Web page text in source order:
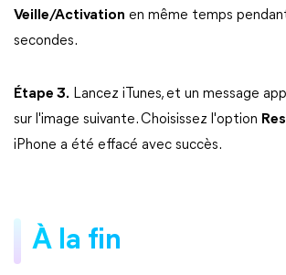
Veille/Activation en même temps
secondes.
Étape 3. Lancez iTunes, et un message
sur l'image suivante. Choisissez l'option
iPhone a été effacé avec succès.
À la fin